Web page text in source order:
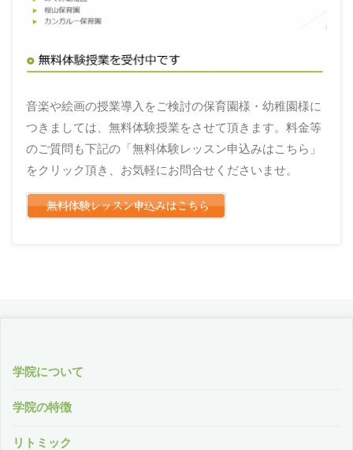
音楽や絵画の授業導入をご検討の保育園様・幼稚園様に
つきましては、無料体験授業をさせて頂きます。料金等
のご質問も下記の「無料体験レッスン申込みはこちら」
をクリック頂き、お気軽にお問合せくださいませ。
学院について
学院の特徴
リトミック